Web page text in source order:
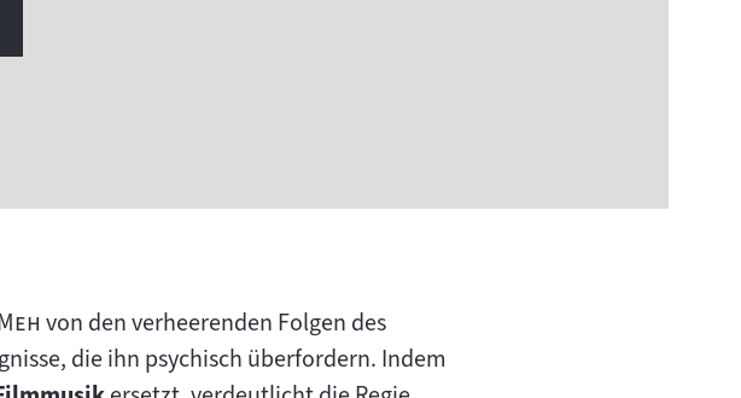
"von den verheerenden Folgen des
die ihn psychisch überfordern. Indem